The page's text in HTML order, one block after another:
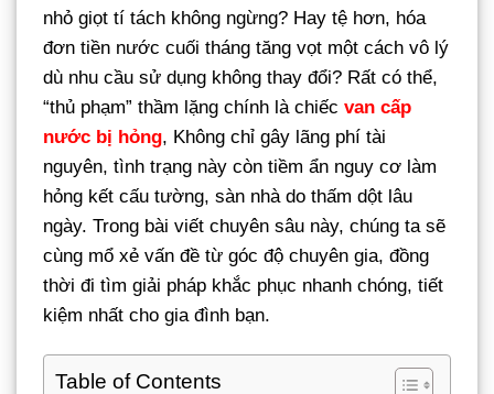
nhỏ giọt tí tách không ngừng? Hay tệ hơn, hóa
đơn tiền nước cuối tháng tăng vọt một cách vô lý
dù nhu cầu sử dụng không thay đổi? Rất có thể,
“thủ phạm” thầm lặng chính là chiếc van cấp
nước bị hỏng, Không chỉ gây lãng phí tài
nguyên, tình trạng này còn tiềm ẩn nguy cơ làm
hỏng kết cấu tường, sàn nhà do thấm dột lâu
ngày. Trong bài viết chuyên sâu này, chúng ta sẽ
cùng mổ xẻ vấn đề từ góc độ chuyên gia, đồng
thời đi tìm giải pháp khắc phục nhanh chóng, tiết
kiệm nhất cho gia đình bạn.
Table of Contents